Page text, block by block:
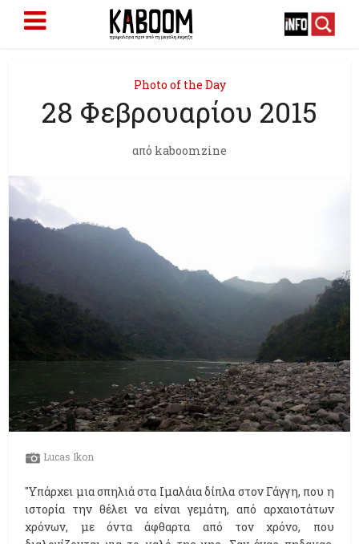
Photo of the Day
28 Φεβρουαρίου 2015
από kaboomzine
Lucas Ikon
"Υπάρχει μια σπηλιά στα Ιμαλάια δίπλα στον Γάγγη, που η
ιστορία την θέλει να είναι γεμάτη, από αρχαιοτάτων
χρόνων, με όντα άφθαρτα από τον χρόνο, που